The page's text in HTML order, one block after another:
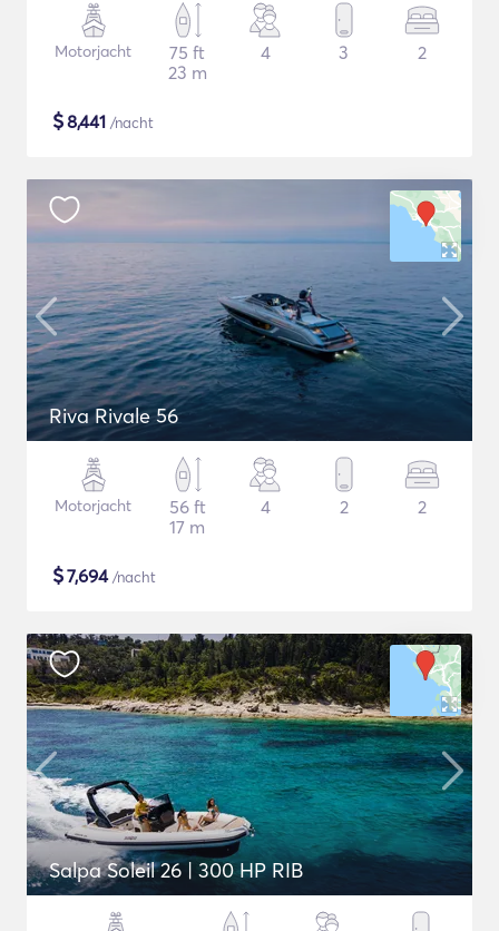
Motorjacht
75 ft
23 m
4 3 2
$8,441 /nacht
Riva Rivale 56
Motorjacht
56 ft
17 m
4 2 2
$7,694/nacht
Salpa Soleil 26 | 300 HP RIB